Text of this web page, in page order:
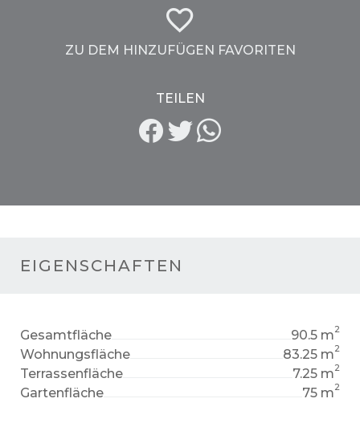
EIGENSCHAFTEN
Gesamtfläche 90.5 m2
Wohnungsfläche 83.25 m2
Terrassenfläche 7.25 m2
Gartenfläche 75 m2
ZU DEM HINZUFÜGEN FAVORITEN
TEILEN